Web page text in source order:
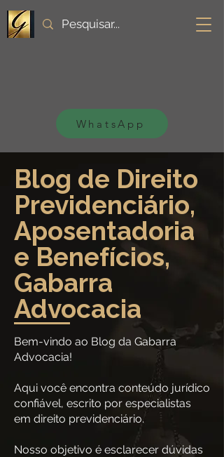
WhatsApp
Blog de Direito
Previdenciário,
Aposentadoria
e Benefícios,
Gabarra
Advocacia
Bem-vindo ao Blog da Gabarra
Advocacia!
Aqui você encontra conteúdo jurídico
confiável, escrito por especialistas
em direito previdenciário.
Nosso objetivo é esclarecer dúvidas